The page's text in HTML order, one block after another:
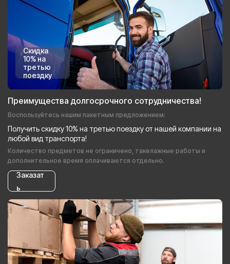
Скидка
10% на
третью
поездку
Преимущества долгосрочного сотрудничества!
Воспользуйтесь нашим пакетным предложением:
Получить скидку 10% на третью поездку от нашей компании на
любой вид транспорта!
Количество предметов не ограничено, такелажные работы и
дополнительное время оплачиваются отдельно.
Заказат
ь